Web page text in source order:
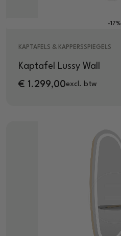
-17%
KAPTAFELS & KAPPERSSPIEGELS
Kaptafel Lussy Wall
€ 1.299,00excl. btw